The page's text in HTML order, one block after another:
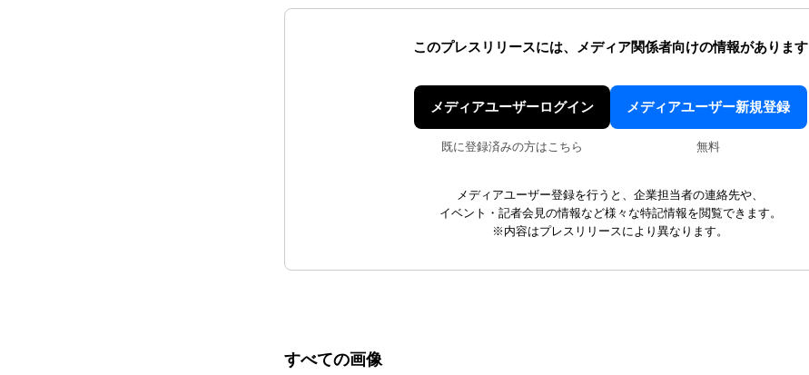
このプレスリリースには、 メディア関係者向けの情報があります
メディアユーザーログイン
既に登録済みの方はこちら
メディアユーザー新規登録
無料
メディアユーザー登録を行うと、企業担当者の連絡先や、
イベント・記者会見の情報など様々な特記情報を閲覧できます。
※内容はプレスリリースにより異なります。
すべての画像